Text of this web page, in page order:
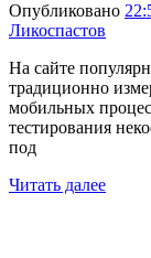
Опубликовано
Ликоспастов
На сайте
традиционно
мобильных
тестирования
под
Читать далее